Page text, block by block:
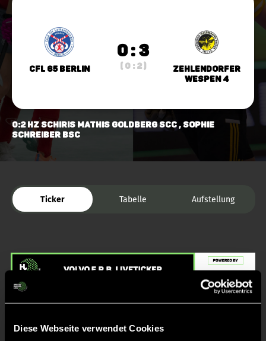
Diese Webseite verwendet Cookies
CfL 65 Berlin
0 : 3
( 0 : 2 )
Zehlendorfer
Wespen 4
0:2 HZ Schiris Mathis Goldberg scc , Sophie
Schreiber bsc
Ticker Tabelle Aufstellung